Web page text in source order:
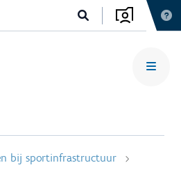
bij sportinfrastructuur